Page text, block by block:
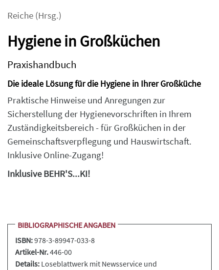
Reiche (Hrsg.)
Hygiene in Großküchen
Praxishandbuch
Die ideale Lösung für die Hygiene in Ihrer Großküche
Praktische Hinweise und Anregungen zur
Sicherstellung der Hygienevorschriften in Ihrem
Zuständigkeitsbereich - für Großküchen in der
Gemeinschaftsverpflegung und Hauswirtschaft.
Inklusive Online-Zugang!
Inklusive BEHR'S...KI!
BIBLIOGRAPHISCHE ANGABEN
ISBN:978-3-89947-033-8
Artikel-Nr.446-00
Details: Loseblattwerk mit Newsservice und